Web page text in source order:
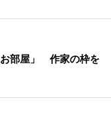
お部屋」 作家の枠を